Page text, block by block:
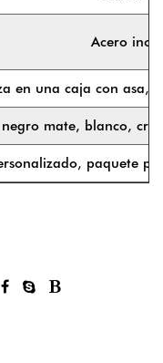
Acero
en una caja con asa,
mate, blanco,
paquete